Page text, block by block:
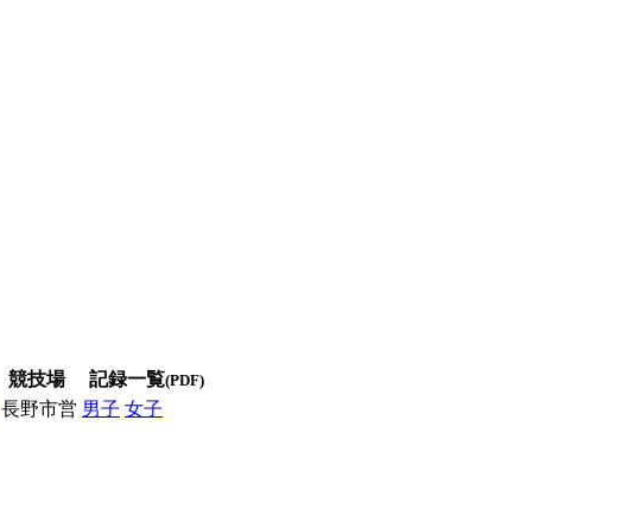
競技場 記録一覧(PDF)
長野市営 男子 女子